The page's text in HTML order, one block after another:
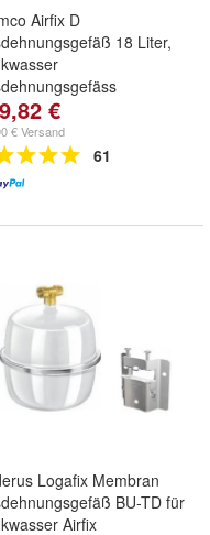
Airfix D
18 Liter,
€
€ Versand
61
Logafix Membran
BU-TD für
Airfix